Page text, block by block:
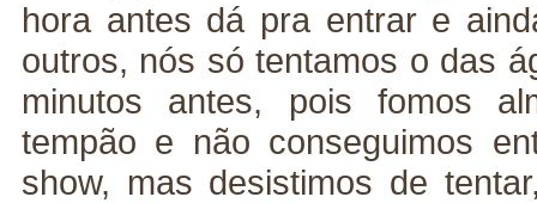
hora antes dá pra entrar e
outros, nós só tentamos o das
minutos antes, pois fomos
tempão e não conseguimos
show, mas desistimos de